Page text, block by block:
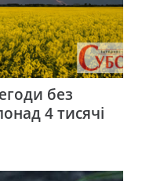
без
4 тисячі